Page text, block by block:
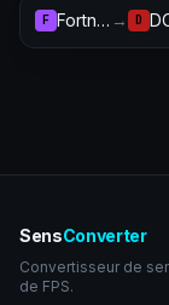
F Fortnite → D
SensConverter
Convertisseur de
de FPS.